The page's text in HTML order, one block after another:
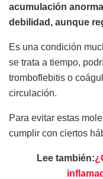
acumulación
debilidad, aunque
Es una condición
se trata a tiempo,
tromboflebitis o
circulación.
Para evitar estas
cumplir con ciertos
Lee también: